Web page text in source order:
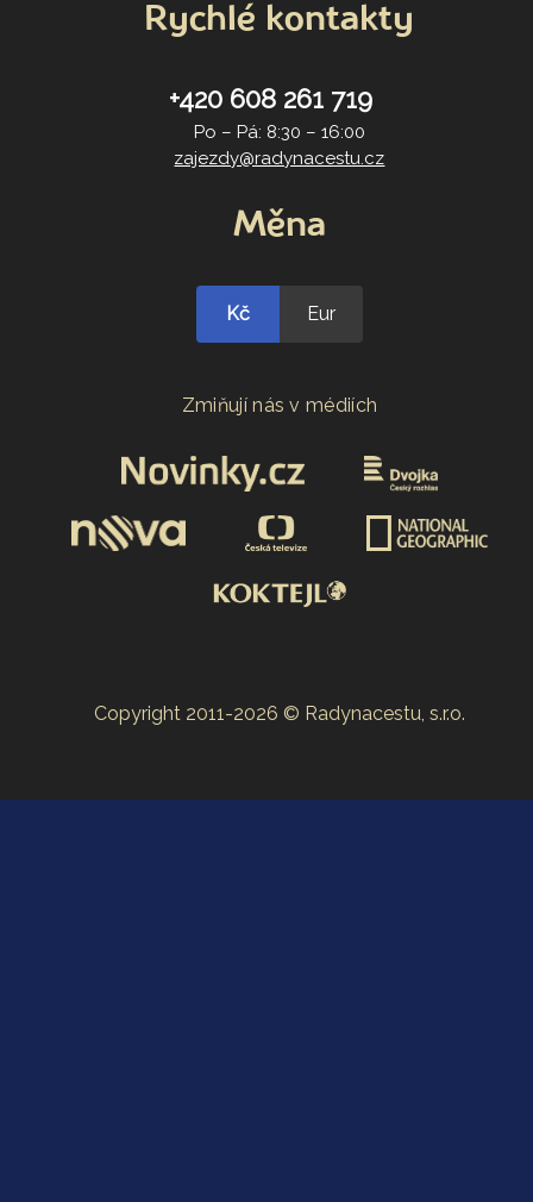
Rychlé kontakty
+420 608 261 719
Po – Pá: 8:30 – 16:00
zajezdy@radynacestu.cz
Měna
Kč Eur
Zmiňují nás v médiích
Copyright 2011-2026 © Radynacestu, s.r.o.